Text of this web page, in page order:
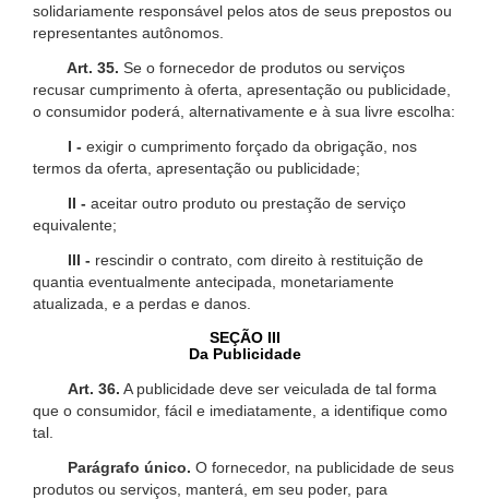
solidariamente responsável pelos atos de seus prepostos ou
representantes autônomos.
Art. 35. Se o fornecedor de produtos ou serviços
recusar cumprimento à oferta, apresentação ou publicidade,
o consumidor poderá, alternativamente e à sua livre escolha:
I - exigir o cumprimento forçado da obrigação, nos
termos da oferta, apresentação ou publicidade;
II - aceitar outro produto ou prestação de serviço
equivalente;
III - rescindir o contrato, com direito à restituição de
quantia eventualmente antecipada, monetariamente
atualizada, e a perdas e danos.
SEÇÃO III
Da Publicidade
Art. 36. A publicidade deve ser veiculada de tal forma
que o consumidor, fácil e imediatamente, a identifique como
tal.
Parágrafo único. O fornecedor, na publicidade de seus
produtos ou serviços, manterá, em seu poder, para